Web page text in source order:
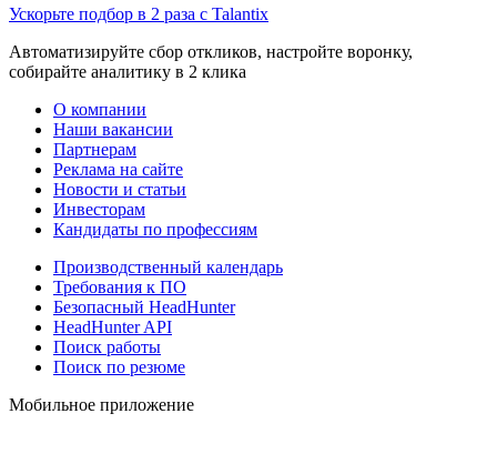
Ускорьте подбор в 2 раза с Talantix
Автоматизируйте сбор откликов, настройте воронку,
собирайте аналитику в 2 клика
О компании
Наши вакансии
Партнерам
Реклама на сайте
Новости и статьи
Инвесторам
Кандидаты по профессиям
Производственный календарь
Требования к ПО
Безопасный HeadHunter
HeadHunter API
Поиск работы
Поиск по резюме
Мобильное приложение